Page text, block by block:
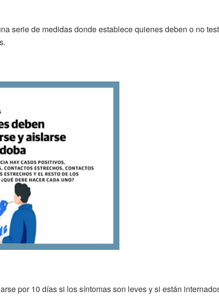
serie de medidas donde establece quienes deben o no
por 10 días si los síntomas son leves y si están